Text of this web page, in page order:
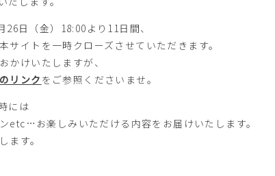
日（金）18:00より11日間、
サイトを一時クローズさせていただきます。
かけいたしますが、
リンクをご参照くださいませ。
には
etc…お楽しみいただける内容をお届けいたします。
ます。